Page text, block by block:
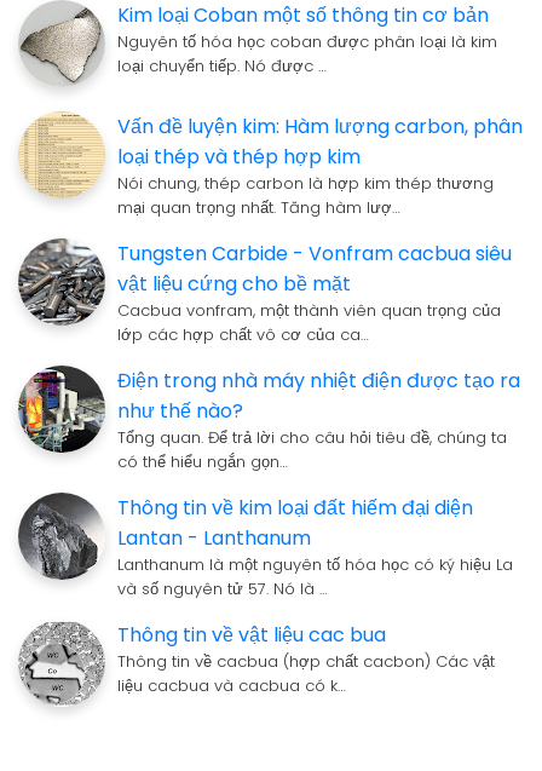
Kim loại Coban một số thông tin cơ bản
Nguyên tố hóa học coban được phân loại là kim
loại chuyển tiếp. Nó được …
Vấn đề luyện kim: Hàm lượng carbon, phân
loại thép và thép hợp kim
Nói chung, thép carbon là hợp kim thép thương
mại quan trọng nhất. Tăng hàm lượ…
Tungsten Carbide - Vonfram cacbua siêu
vật liệu cứng cho bề mặt
Cacbua vonfram, một thành viên quan trọng của
lớp các hợp chất vô cơ của ca…
Điện trong nhà máy nhiệt điện được tạo ra
như thế nào?
Tổng quan. Để trả lời cho câu hỏi tiêu đề, chúng ta
có thể hiểu ngắn gọn…
Thông tin về kim loại đất hiếm đại diện
Lantan - Lanthanum
Lanthanum là một nguyên tố hóa học có ký hiệu La
và số nguyên tử 57. Nó là …
Thông tin về vật liệu cac bua
Thông tin về cacbua (hợp chất cacbon) Các vật
liệu cacbua và cacbua có k…